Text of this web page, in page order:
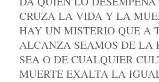
CRUZA LA VIDA Y LA
HAY UN MISTERIO QUE A
ALCANZA SEAMOS DE LA
SEA O DE CUALQUIER
MUERTE EXALTA LA